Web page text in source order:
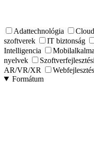
Adattechnológia
szoftverek
IT biztonság
Intelligencia
nyelvek
AR/VR/XR
Webfejlesztés
Formátum